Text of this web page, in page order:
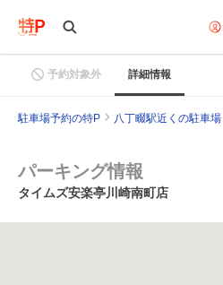
予約対象外 詳細情報
駐車場予約の特P 八丁畷駅近くの駐車場
パーキング情報
タイムズ安楽亭川崎南町店